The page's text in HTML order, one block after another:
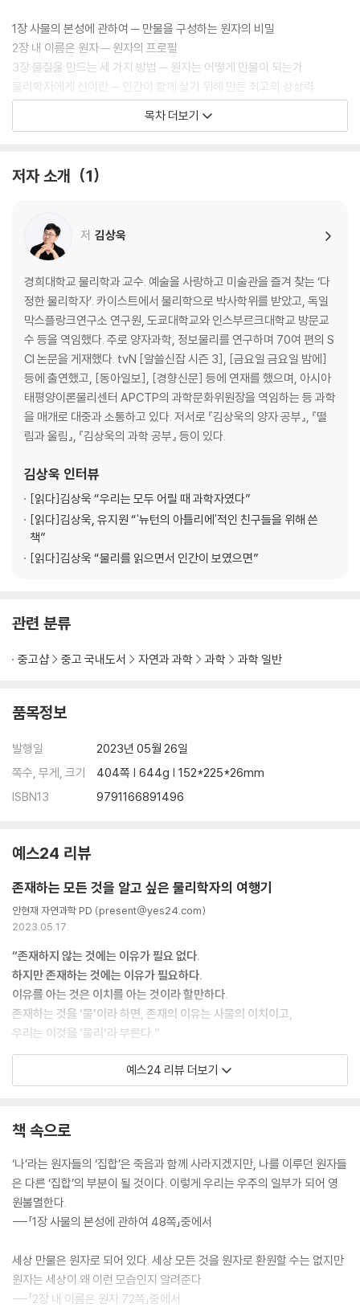
1장 사물의 본성에 관하여 ─ 만물을 구성하는 원자의 비밀
2장 내 이름은 원자 ─ 원자의 프로필
3장 물질을 만드는 세 가지 방법 ─ 원자는 어떻게 만물이 되는가
물리학자에게 신이란 ─ 인간이 함께 살기 위해 만든 최고의 상상력
5장 핵과 별 그리고 에너지의 근원 ─ 지구 에너지의 근원을 찾아서
물리학자에게 죽음이란 ─ 우주는 죽음으로 충만하고 우리는 원자로 영생
한다
3 생명, 우주에서 피어난 경이로운 우연
7장 생물은 화학 기계다 ─ 물리학자의 눈으로 본 생명의 화학
8장 생물은 정보 처리 기계인가 ─ 사람은 사람을 낳고, 고양이는 고양이를
낳는 이유
9장 최초의 생명체와 진화 ─ 변화의 누적이 만든 기적
10장 다세포 생물에서 인간까지 ─ 지구상 생물의 장대한 역사
물리학자에게 사랑이란 ─ 필연의 우주와 궁극의 우연
4 느낌을 넘어 상상으로
11장 우리는 어떻게 호모 사피엔스가 되었는가 ─ 물리학자가 본 호모 사피
엔스의 특성
12장 나는 존재한다, 더구나 생각도 한다 ─ 정보란 무엇인가
13장 느낌과 상상, 인간을 특별하게 만드는 것들 ─ 느낌에서 상상 그리고
나오는 글
목차 더보기
저자 소개 1
저 김상욱
경희대학교 물리학과 교수. 예술을 사랑하고 미술관을 즐겨 찾는 ‘다
정한 물리학자’. 카이스트에서 물리학으로 박사학위를 받았고, 독일
막스플랑크연구소 연구원, 도쿄대학교와 인스부르크대학교 방문교
수 등을 역임했다. 주로 양자과학, 정보물리를 연구하며 70여 편의 S
CI 논문을 게재했다. tvN [알쓸신잡 시즌 3], [금요일 금요일 밤에]
등에 출연했고, [동아일보], [경향신문] 등에 연재를 했으며, 아시아
태평양이론물리센터 APCTP의 과학문화위원장을 역임하는 등 과학
을 매개로 대중과 소통하고 있다. 저서로 『김상욱의 양자 공부』, 『떨
림과 울림』, 『김상욱의 과학 공부』 등이 있다.
김상욱 인터뷰
[읽다]김상욱 “우리는 모두 어릴 때 과학자였다”
[읽다]김상욱, 유지원 “'뉴턴의 아틀리에'적인 친구들을 위해 쓴
책”
[읽다]김상욱 “물리를 읽으면서 인간이 보였으면”
관련 분류
중고샵 중고 국내도서 자연과 과학 과학 과학 일반
품목정보
발행일
2023년 05월 26일
쪽수, 무게, 크기
404쪽 | 644g | 152*225*26mm
ISBN13
9791166891496
예스24 리뷰
존재하는 모든 것을 알고 싶은 물리학자의 여행기
안현재 자연과학 PD (present@yes24.com)
2023.05.17.
“존재하지 않는 것에는 이유가 필요 없다.
하지만 존재하는 것에는 이유가 필요하다.
이유를 아는 것은 이치를 아는 것이라 할만하다.
존재하는 것을 ‘물’이라 하면, 존재의 이유는 사물의 이치이고,
우리는 이것을 ‘물리’라 부른다.”
세상에 존재하는 모든 것들을 이해하고 싶었던 한 소년이 있었습니다. 호
기심이 많던 소년은 고등학생 시절 『양자역학의 세계』란 책을 읽으며 의문
물리학자가 됩니다. 세상의 모든 존재를 이해하고 싶었던 이 소년은 ‘다정
과 바람과 별과 인간』으로 5년 만에 독자들을 찾아왔습니다. 이번 책의 제
목은 윤동주 시인의 유고 시집 ‘하늘과 바람과 별과 시’에서 영감을 받았다
고 합니다. 저자에게 하늘은 우주와 법칙, 바람은 시간과 공간, 별은 물질과
에너지로 다가온다고 합니다. 즉, 하늘과 바람과 별은 물리적으로 존재하
마음이 느껴지는 제목입니다.
예스24 리뷰 더보기
책 속으로
‘나’라는 원자들의 ‘집합’은 죽음과 함께 사라지겠지만, 나를 이루던 원자들
은 다른 ‘집합’의 부분이 될 것이다. 이렇게 우리는 우주의 일부가 되어 영
원불멸한다.
---「1장 사물의 본성에 관하여 48쪽」중에서
세상 만물은 원자로 되어 있다. 세상 모든 것을 원자로 환원할 수는 없지만
원자는 세상이 왜 이런 모습인지 알려준다.
---「2장 내 이름은 원자 72쪽」중에서